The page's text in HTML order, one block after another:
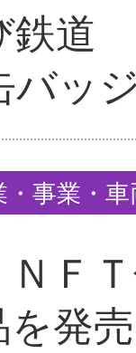
鉄道
バッ
・事業・
Ｆ
発売